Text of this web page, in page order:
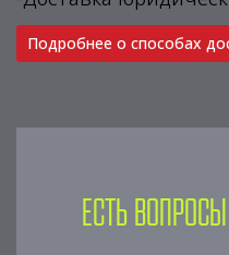
Подробнее о способах
Есть